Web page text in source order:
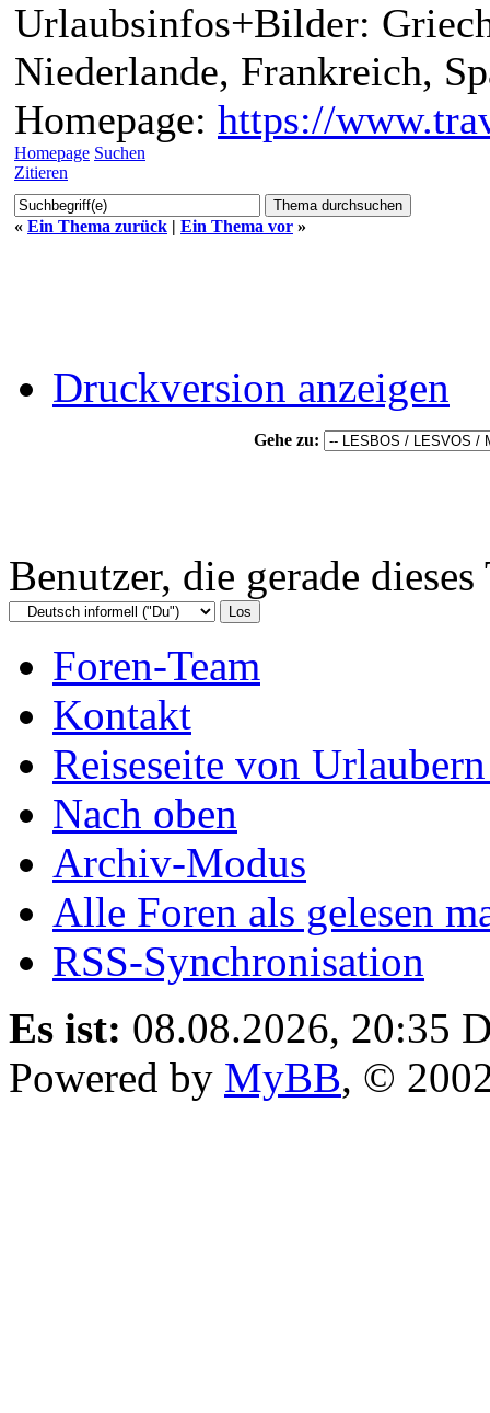
Urlaubsinfos+Bilder:
Niederlande, Frankreich,
Homepage: https://
Homepage Suchen
Zitieren
« Ein Thema zurück | Ein Thema vor »
Druckversion anzeigen
Gehe zu:
Benutzer, die gerade
Foren-Team
Kontakt
Reiseseite von
Nach oben
Archiv-Modus
Alle Foren als gelesen
RSS-Synchronisation
Es ist: 08.08.2026, 20:35
Powered by MyBB, ©